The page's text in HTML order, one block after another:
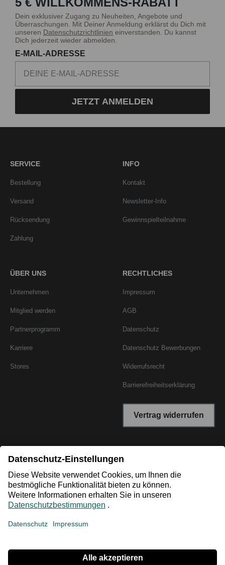
Dein exklusiver Zugang zu Neuheiten, Angebote und
Überraschungen. Mit Deiner Anmeldung erklärst du Dich mit
unseren Datenschutzrichtlinien einverstanden. Du kannst
Dich jederzeit wieder abmelden.
E-MAIL-ADRESSE
JETZT ANMELDEN
SERVICE
Bestellung
Versand
Rücksendung
Zahlung
INFO
Kontakt
Newsletter-Info
Gewinnspielteilnahme
ÜBER UNS
Unternehmen
Mitglied werden
Partnerprogramm
Karriere
Stores
RECHTLICHES
Impressum
AGB
Datenschutz
Datenschutz Bewerbungen
Widerrufsrecht
Barrierefreiheitserklärung
Vertrag widerrufen